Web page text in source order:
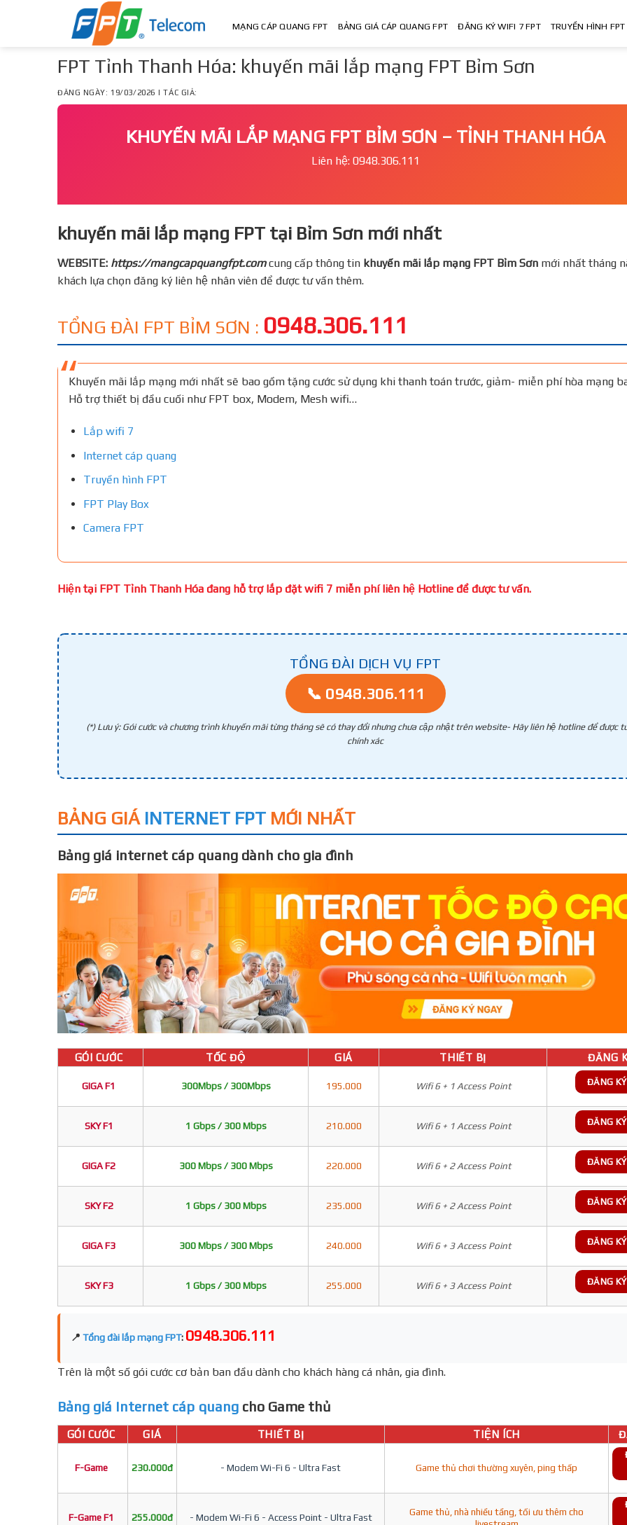
MẠNG CÁP QUANG FPT BẢNG GIÁ CÁP QUANG FPT ĐĂNG KÝ WIFI 7 FPT TRUYỀN HÌNH FPT
FPT Tỉnh Thanh Hóa: khuyến mãi lắp mạng FPT Bỉm Sơn
ĐĂNG NGÀY: 19/03/2026 | TÁC GIẢ:
KHUYẾN MÃI LẮP MẠNG FPT BỈM SƠN – TỈNH THANH HÓA
Liên hệ: 0948.306.111
khuyến mãi lắp mạng FPT tại Bỉm Sơn mới nhất
WEBSITE: https://mangcapquangfpt.comcung cấp thông tin khuyến mãi lắp mạng FPT Bỉm Sơn mới nhất tháng
khách lựa chọn đăng ký liên hệ nhân viên để được tư vấn thêm.
TỔNG ĐÀI FPT BỈM SƠN : 0948.306.111
Khuyến mãi lắp mạng mới nhất sẽ bao gồm tặng cước sử dụng khi thanh toán trước, giảm- miễn phí hòa mạng
Hỗ trợ thiết bị đầu cuối như FPT box, Modem, Mesh wifi…
Lắp wifi 7
Internet cáp quang
Truyền hình FPT
FPT Play Box
Camera FPT
Hiện tại FPT Tỉnh Thanh Hóa đang hỗ trợ lắp đặt wifi 7 miễn phí liên hệ Hotline để được tư vấn.
TỔNG ĐÀI DỊCH VỤ FPT
📞 0948.306.111
(*) Lưu ý: Gói cước và chương trình khuyến mãi từng tháng sẽ có thay đổi nhưng chưa cập nhật trên website- Hãy liên hệ hotline để được
chính xác
BẢNG GIÁ INTERNET FPT MỚI NHẤT
Bảng giá internet cáp quang dành cho gia đình
GÓI CƯỚC TỐC ĐỘ GIÁ THIẾT BỊ ĐĂNG
GIGA F1 300Mbps / 300Mbps 195.000 Wifi 6 + 1 Access Point ĐĂNG KÝ
SKY F1 1 Gbps / 300 Mbps 210.000 Wifi 6 + 1 Access Point ĐĂNG KÝ
GIGA F2 300 Mbps / 300 Mbps 220.000 Wifi 6 + 2 Access Point ĐĂNG KÝ
SKY F2 1 Gbps / 300 Mbps 235.000 Wifi 6 + 2 Access Point ĐĂNG KÝ
GIGA F3 300 Mbps / 300 Mbps 240.000 Wifi 6 + 3 Access Point ĐĂNG KÝ
SKY F3 1 Gbps / 300 Mbps 255.000 Wifi 6 + 3 Access Point ĐĂNG KÝ
📍 Tổng đài lắp mạng FPT: 0948.306.111
Trên là một số gói cước cơ bản ban đầu dành cho khách hàng cá nhân, gia đình.
Bảng giá Internet cáp quang cho Game thủ
GÓI CƯỚC GIÁ THIẾT BỊ TIỆN ÍCH
F-Game 230.000đ - Modem Wi-Fi 6 - Ultra Fast Game thủ chơi thường xuyên, ping thấp
F-Game F1 255.000đ - Modem Wi-Fi 6 - Access Point - Ultra Fast
Game thủ, nhà nhiều tầng, tối ưu thêm cho